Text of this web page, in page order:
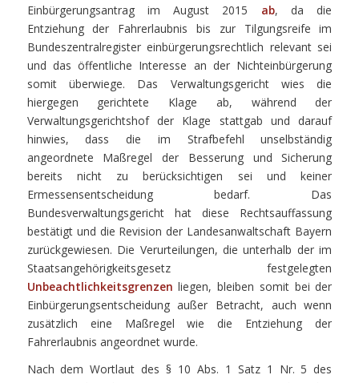
Einbürgerungsantrag im August 2015 ab, da die
Entziehung der Fahrerlaubnis bis zur Tilgungsreife im
Bundeszentralregister einbürgerungsrechtlich relevant sei
und das öffentliche Interesse an der Nichteinbürgerung
somit überwiege. Das Verwaltungsgericht wies die
hiergegen gerichtete Klage ab, während der
Verwaltungsgerichtshof der Klage stattgab und darauf
hinwies, dass die im Strafbefehl unselbständig
angeordnete Maßregel der Besserung und Sicherung
bereits nicht zu berücksichtigen sei und keiner
Ermessensentscheidung bedarf. Das
Bundesverwaltungsgericht hat diese Rechtsauffassung
bestätigt und die Revision der Landesanwaltschaft Bayern
zurückgewiesen. Die Verurteilungen, die unterhalb der im
Staatsangehörigkeitsgesetz festgelegten
Unbeachtlichkeitsgrenzen liegen, bleiben somit bei der
Einbürgerungsentscheidung außer Betracht, auch wenn
zusätzlich eine Maßregel wie die Entziehung der
Fahrerlaubnis angeordnet wurde.
Nach dem Wortlaut des § 10 Abs. 1 Satz 1 Nr. 5 des